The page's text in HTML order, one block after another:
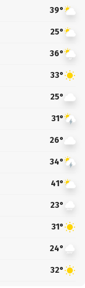
39°
25°
36°
33°
25°
31°
26°
34°
41°
23°
31°
24°
32°